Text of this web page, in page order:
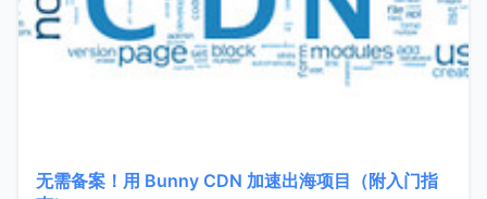
无需备案！用 Bunny CDN 加速出海项目（附入门指